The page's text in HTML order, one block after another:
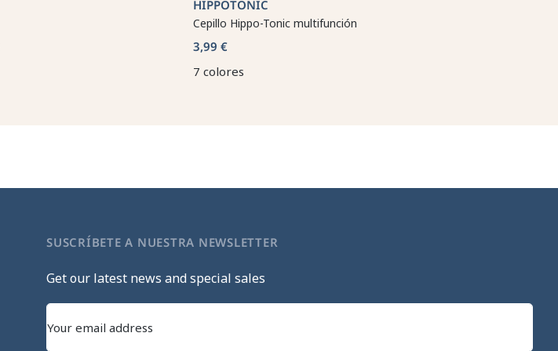
HIPPOTONIC
Cepillo Hippo-Tonic multifunción
3,99 €
7 colores
SUSCRÍBETE A NUESTRA NEWSLETTER
Get our latest news and special sales